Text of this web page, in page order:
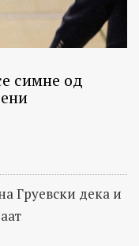
симне од
Груевски дека и